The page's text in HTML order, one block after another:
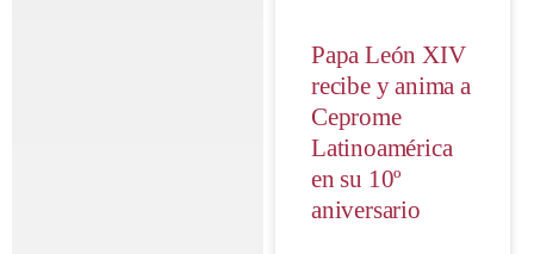
Papa León XIV
recibe y anima a
Ceprome
Latinoamérica
en su 10º
aniversario